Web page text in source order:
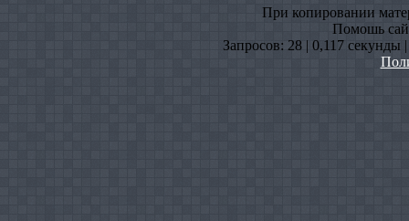
При копировании
Помошь
Запросов: 28 | 0,117 секунды